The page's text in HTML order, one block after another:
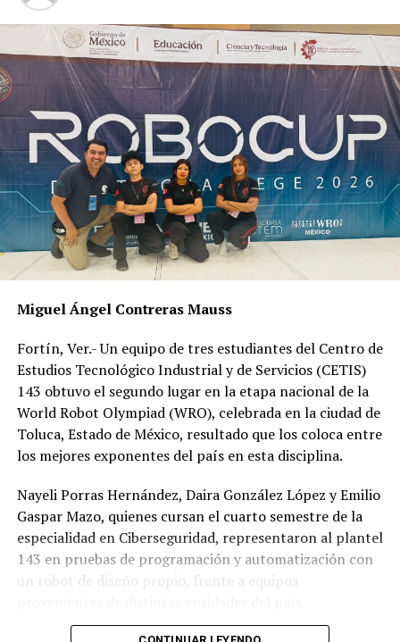
trabajo sería una partida presupuestal del doble.
“Siempre es deseable un mayor presupuesto, nosotros
requerimos más personal por el número de solicitudes
de intervención que tenemos, hoy por hoy, cada
visitador atiende entre 250 y 300 asuntos, expedientes”,
expuso.
RELATED TOPICS:
DESPUÉS
Gestiona Banco de Alimentos diputado Magdaleno
Rosales
ANTES
Miguel Ángel Contreras Mauss
Fortín, Ver.- Un equipo de tres estudiantes del Centro de
Estudios Tecnológico Industrial y de Servicios (CETIS)
143 obtuvo el segundo lugar en la etapa nacional de la
World Robot Olympiad (WRO), celebrada en la ciudad de
Toluca, Estado de México, resultado que los coloca entre
los mejores exponentes del país en esta disciplina.
Nayeli Porras Hernández, Daira González López y Emilio
Gaspar Mazo, quienes cursan el cuarto semestre de la
especialidad en Ciberseguridad, representaron al plantel
143 en pruebas de programación y automatización con
un robot de diseño propio, frente a equipos